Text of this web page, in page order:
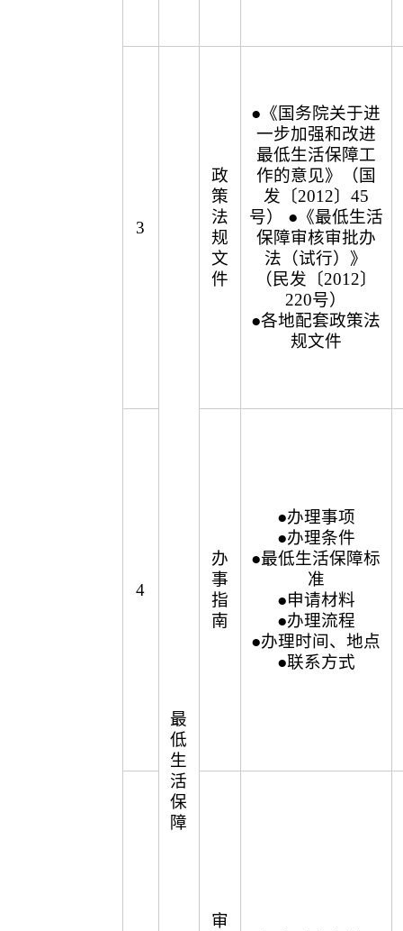
3
最
低
生
活
保
障
政
策
法
规
文
件
●《国务院关于进
一步加强和改进
最低生活保障工
作的意见》（国
发〔2012〕45
号） ●《最低生活
保障审核审批办
法（试行）》
（民发〔2012〕
220号）
●各地配套政策法
规文件
4
办
事
指
南
●办理事项
●办理条件
●最低生活保障标
准
●申请材料
●办理流程
●办理时间、地点
●联系方式
审